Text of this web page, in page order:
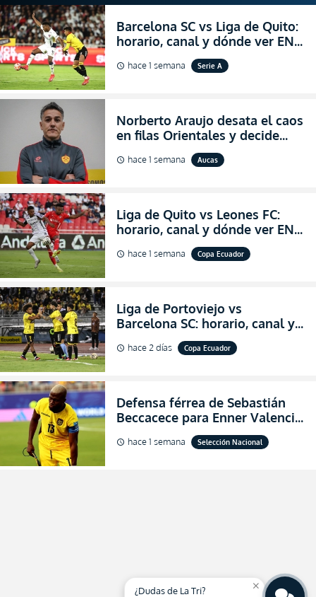
Barcelona SC vs Liga de Quito:
horario, canal y dónde ver EN
VIVO la Fecha 22 de la LigaPro
2026
schedule hace 1 semana Serie A
Norberto Araujo desata el caos
en filas Orientales y decide
abandonar la dirección técnica
de Aucas
schedule hace 1 semana Aucas
Liga de Quito vs Leones FC:
horario, canal y dónde ver EN
VIVO los octavos de final de la
Copa Ecuador 2026
schedule hace 1 semana Copa Ecuador
Liga de Portoviejo vs
Barcelona SC: horario, canal y
dónde ver EN VIVO los octavos
de final de la Copa Ecuador
schedule hace 2 días Copa Ecuador
Defensa férrea de Sebastián
Beccacece para Enner Valencia
al indicar que era el hombre
indicado para Ecuador
schedule hace 1 semana Selección Nacional
close
¿Dudas de La Tri?